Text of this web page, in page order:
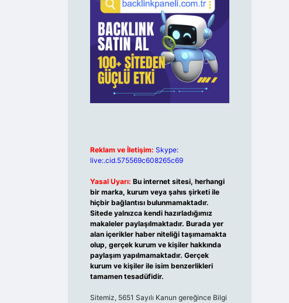
Reklam ve İletişim: Skype:
live:.cid.575569c608265c69
Yasal Uyarı: Bu internet sitesi, herhangi
bir marka, kurum veya şahıs şirketi ile
hiçbir bağlantısı bulunmamaktadır.
Sitede yalnızca kendi hazırladığımız
makaleler paylaşılmaktadır. Burada yer
alan içerikler haber niteliği taşımamakta
olup, gerçek kurum ve kişiler hakkında
paylaşım yapılmamaktadır. Gerçek
kurum ve kişiler ile isim benzerlikleri
tamamen tesadüfidir.
Sitemiz, 5651 Sayılı Kanun gereğince Bilgi